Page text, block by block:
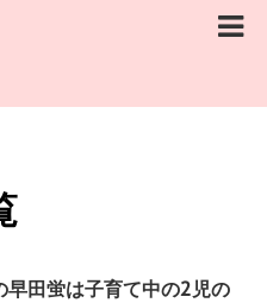
早田蛍は子育て中の2児の